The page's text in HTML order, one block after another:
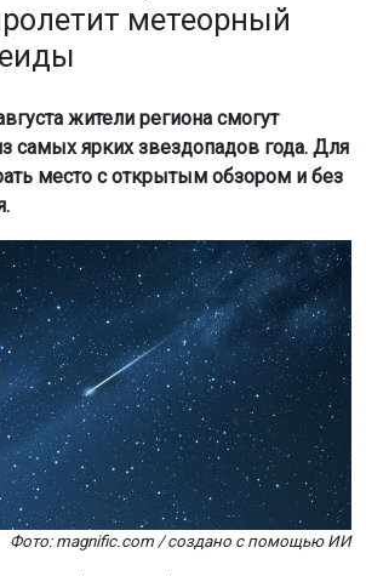
Фото: magnific.com / создано с помощью ИИ
будут особенно
как максимум Персеид совпадает
Луны не помешает разглядывать
вдали от городских огней можно
метеоров в час.
когда Земля проходит через